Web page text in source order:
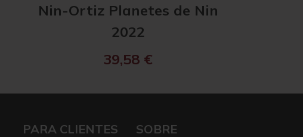
Nin-Ortiz Planetes de Nin
2022
39,58 €
PARA CLIENTES
SOBRE